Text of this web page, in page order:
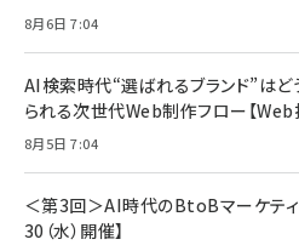
Amazonランキン
ケーブル Anker絡
ド付き USB PD対
17 / 16 / 15 /
Pro/Air 各種対応
￥1,890
ル ケース買い【6/
￥4,857
8月6日 7:04
AI検索時代“選ばれるブランド”は
られる次世代Web制作フロー【Web
8月5日 7:04
＜第3回＞AI時代のBtoBマーケティ
30（水）開催】